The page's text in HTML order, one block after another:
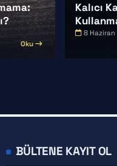
Oku
Kalıcı
8 Haziran
BÜLTENE KAYIT OL